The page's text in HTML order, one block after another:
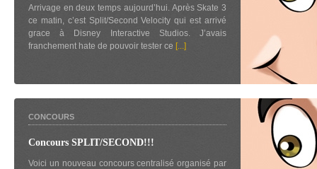
Arrivage en deux temps aujourd’hui. Après Skate 3
ce matin, c’est Split/Second Velocity qui est arrivé
grace à Disney Interactive Studios. J’avais
franchement hate de pouvoir tester ce [...]
CONCOURS
Concours SPLIT/SECOND!!!
Voici un nouveau concours centralisé organisé par